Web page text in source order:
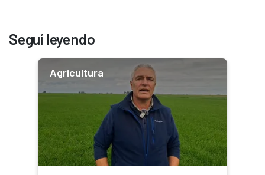
Seguí leyendo
Agricultura